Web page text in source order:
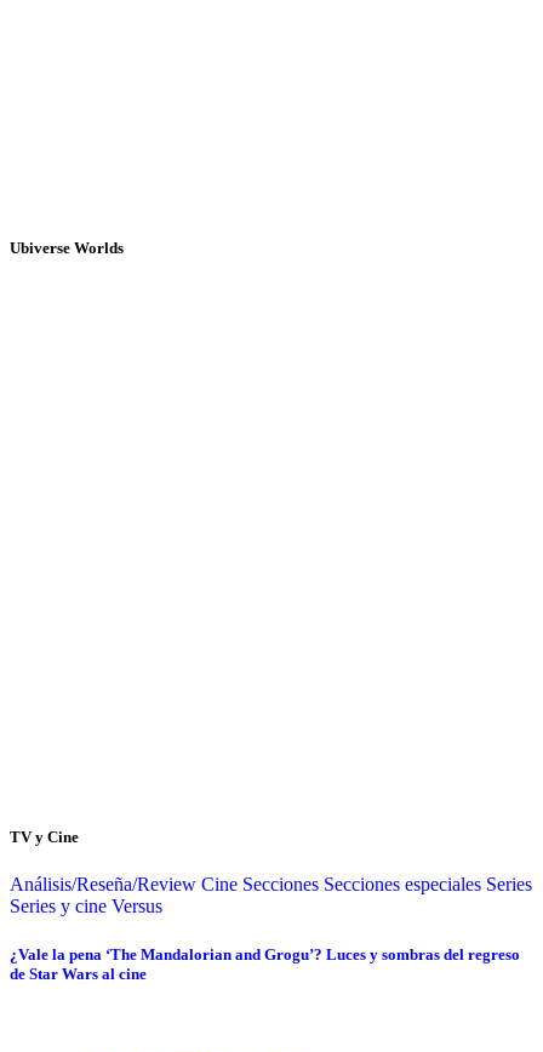
Ubiverse Worlds
TV y Cine
Análisis/Reseña/Review Cine Secciones Secciones especiales Series
Series y cine Versus
¿Vale la pena ‘The Mandalorian and Grogu’? Luces y sombras del regreso
de Star Wars al cine